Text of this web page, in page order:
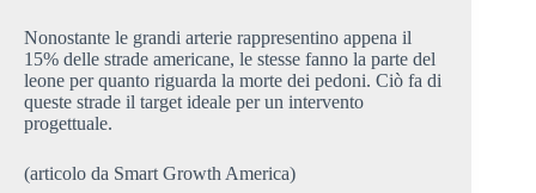
Nonostante le grandi arterie rappresentino appena il
15% delle strade americane, le stesse fanno la parte del
leone per quanto riguarda la morte dei pedoni. Ciò fa di
queste strade il target ideale per un intervento
progettuale.
(articolo da Smart Growth America)